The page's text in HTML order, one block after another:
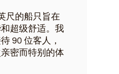
尺的船只旨在
超级舒适。我
90 位客人，
密而特别的体